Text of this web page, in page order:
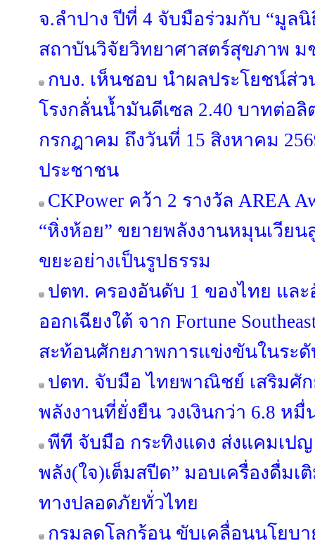
จ.ลำปาง ปีที่ 4 จับมือร่วมกับ “มูล
สถาบันวิจัยวิทยาศาสตร์สุขภาพ ม
กบง. เห็นชอบ นำผลประโยชน์ส่
โรงกลั่นน้ำมันดีเซล 2.40 บาทต่อลิ
กรกฎาคม ถึงวันที่ 15 สิงหาคม
ประชาชน
CKPower คว้า 2 รางวัล AREA
“หิ่งห้อย” ขยายพลังงานหมุนเวีย
ขยะอย่างเป็นรูปธรรม
ปตท. ครองอันดับ 1 ของไทย และ
ออกเฉียงใต้ จาก Fortune
สะท้อนศักยภาพการแข่งขันในระ
ปตท. จับมือ ไทยพาณิชย์ เสริมศั
พลังงานที่ยั่งยืน วงเงินกว่า 6.8 ห
พีที จับมือ กระทิงแดง ส่งแคมเปญ
พลัง(ใจ)เต็มสปีด” มอบเครื่องดื่ม
ทางปลอดภัยทั่วไทย
กรมลดโลกร้อน ขับเคลื่อนนโยบ